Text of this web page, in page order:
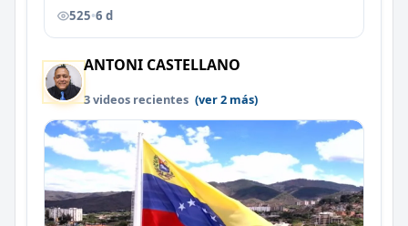
525•6 d
ANTONI CASTELLANO
3 videos recientes (ver 2 más)